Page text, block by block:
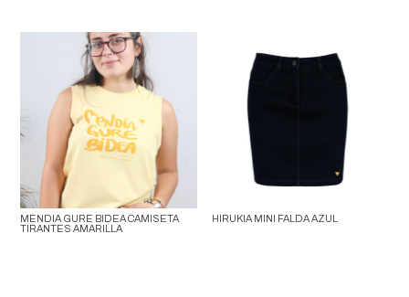
MENDIA GURE BIDEA CAMISETA
TIRANTES AMARILLA
HIRUKIA MINI FALDA AZUL